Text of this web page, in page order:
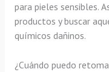
para pieles sensibles.
productos y buscar
químicos dañinos.
¿Cuándo puedo